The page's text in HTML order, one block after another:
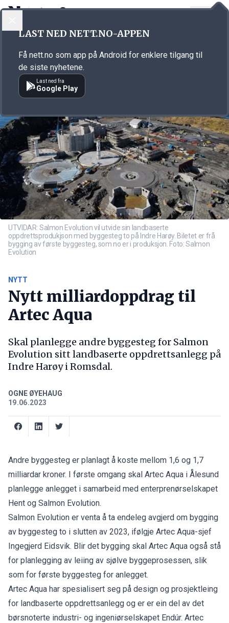
Annonsørinnhold
UTVIDAR: Salmon Evolution vil utvide sin landbaserte
oppdrettsprodukjson med byggesteg to på Indre Harøy. Biletet er frå
bygging av første byggesteg, som no er i produksjon. Foto: Salmon
Evolution
NYTT
Nytt milliardoppdrag til
Artec Aqua
Skal planlegge andre byggesteg for Salmon
Evolution sitt landbaserte oppdrettsanlegg på
Indre Harøy i Romsdal.
OGNE ØYEHAUG
19.06.2023
Andre byggesteg er planlagt å koste mellom 1,6 og 1,7
milliardar kroner. I første omgang skal Artec Aqua i Ålesund
planlegge anlegget i samarbeid med enterprenørselskapet
Hent og Salmon Evolution.
Salmon Evolution er venta å ta endeleg avgjerd om bygging
av byggesteg to i slutten av 2023, ifølgje Artec Aqua-sjef
Ingegjerd Eidsvik. Blir det bygging skal Artec Aqua også stå
for planlegging av leiing av sjølve byggeprosessen, slik
som for første byggesteg for anlegget.
Artec Aqua har spesialisert seg på design og prosjektleing
for landbaserte oppdrettsanlegg og er er ein del av det
børsnoterte industri- og ingeniørselskapet Endúr. Artec
LAST NED NETT.NO-APPEN
Få nett.no som app på Android for enklere tilgang til
de siste nyhetene.
Last ned fra
Google Play